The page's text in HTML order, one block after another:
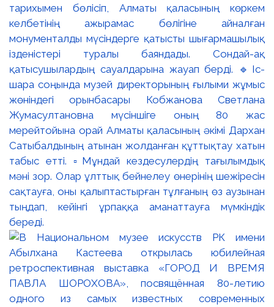
тарихымен бөлісіп, Алматы қаласының көркем
келбетінің ажырамас бөлігіне айналған
монументалды мүсіндерге қатысты шығармашылық
ізденістері туралы баяндады. Сондай-ақ
қатысушылардың сауалдарына жауап берді. 🔹Іс-
шара соңында музей директорының ғылыми жұмыс
жөніндегі орынбасары Кобжанова Светлана
Жумасултановна мүсіншіге оның 80 жас
мерейтойына орай Алматы қаласының әкімі Дархан
Сатыбалдының атынан жолданған құттықтау хатын
табыс етті. ▫️Мұндай кездесулердің тағылымдық
мәні зор. Олар ұлттық бейнелеу өнерінің шежіресін
сақтауға, оны қалыптастырған тұлғаның өз аузынан
тыңдап, кейінгі ұрпаққа аманаттауға мүмкіндік
береді.